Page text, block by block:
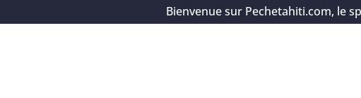
Bienvenue sur Pechetahiti.com, le